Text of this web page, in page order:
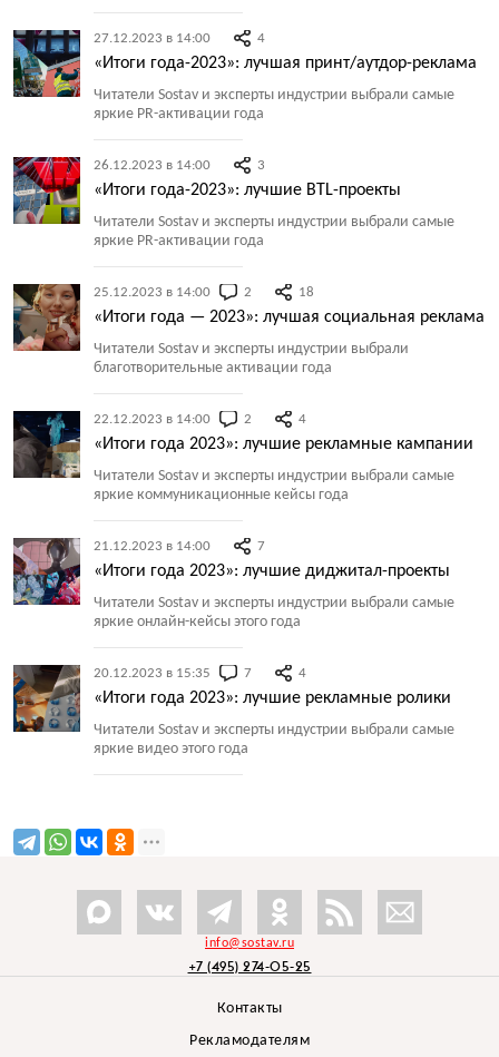
27.12.2023 в 14:00 4
«Итоги года-2023»: лучшая принт/аутдор-реклама
Читатели Sostav и эксперты индустрии выбрали самые
яркие PR-активации года
26.12.2023 в 14:00 3
«Итоги года-2023»: лучшие BTL-проекты
Читатели Sostav и эксперты индустрии выбрали самые
яркие PR-активации года
25.12.2023 в 14:00 2 18
«Итоги года — 2023»: лучшая социальная реклама
Читатели Sostav и эксперты индустрии выбрали
благотворительные активации года
22.12.2023 в 14:00 2 4
«Итоги года 2023»: лучшие рекламные кампании
Читатели Sostav и эксперты индустрии выбрали самые
яркие коммуникационные кейсы года
21.12.2023 в 14:00 7
«Итоги года 2023»: лучшие диджитал-проекты
Читатели Sostav и эксперты индустрии выбрали самые
яркие онлайн-кейсы этого года
20.12.2023 в 15:35 7 4
«Итоги года 2023»: лучшие рекламные ролики
Читатели Sostav и эксперты индустрии выбрали самые
яркие видео этого года
info@sostav.ru
+7 (495) 274-05-25
Контакты
Рекламодателям